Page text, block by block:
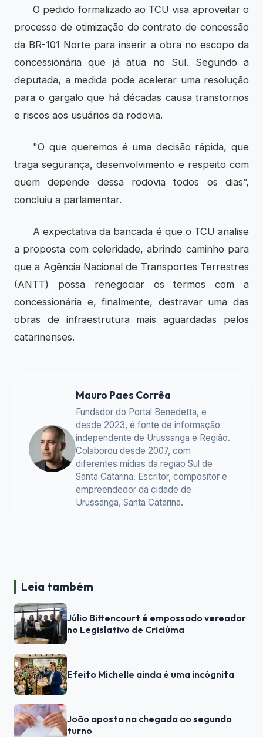
O pedido formalizado ao TCU visa aproveitar o
processo de otimização do contrato de concessão
da BR-101 Norte para inserir a obra no escopo da
concessionária que já atua no Sul. Segundo a
deputada, a medida pode acelerar uma resolução
para o gargalo que há décadas causa transtornos
e riscos aos usuários da rodovia.
"O que queremos é uma decisão rápida, que
traga segurança, desenvolvimento e respeito com
quem depende dessa rodovia todos os dias”,
concluiu a parlamentar.
A expectativa da bancada é que o TCU analise
a proposta com celeridade, abrindo caminho para
que a Agência Nacional de Transportes Terrestres
(ANTT) possa renegociar os termos com a
concessionária e, finalmente, destravar uma das
obras de infraestrutura mais aguardadas pelos
catarinenses.
Mauro Paes Corrêa
Fundador do Portal Benedetta, e
desde 2023, é fonte de informação
independente de Urussanga e Região.
Colaborou desde 2007, com
diferentes mídias da região Sul de
Santa Catarina. Escritor, compositor e
empreendedor da cidade de
Urussanga, Santa Catarina.
Leia também
Júlio Bittencourt é empossado vereador
no Legislativo de Criciúma
Efeito Michelle ainda é uma incógnita
João aposta na chegada ao segundo
turno